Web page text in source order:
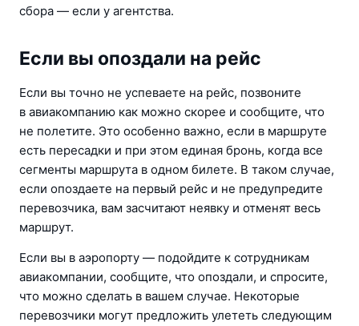
сбора — если у агентства.
Если вы опоздали на рейс
Если вы точно не успеваете на рейс, позвоните
в авиакомпанию как можно скорее и сообщите, что
не полетите. Это особенно важно, если в маршруте
есть пересадки и при этом единая бронь, когда все
сегменты маршрута в одном билете. В таком случае,
если опоздаете на первый рейс и не предупредите
перевозчика, вам засчитают неявку и отменят весь
маршрут.
Если вы в аэропорту — подойдите к сотрудникам
авиакомпании, сообщите, что опоздали, и спросите,
что можно сделать в вашем случае. Некоторые
перевозчики могут предложить улететь следующим